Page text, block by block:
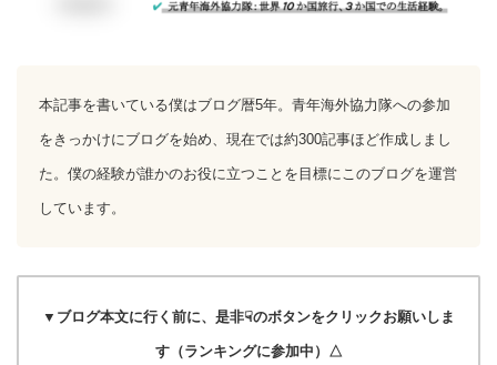
本記事を書いている僕はブログ暦5年。青年海外協力隊への参加
をきっかけにブログを始め、現在では約300記事ほど作成しまし
た。僕の経験が誰かのお役に立つことを目標にこのブログを運営
しています。
▼ブログ本文に行く前に、是非☟のボタンをクリックお願いしま
す（ランキングに参加中）△